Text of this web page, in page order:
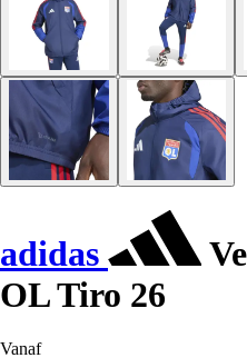
adidas
OL Tiro 26
Vanaf